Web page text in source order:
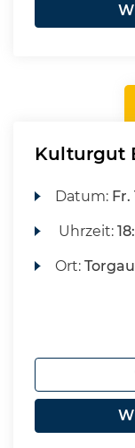
Kulturgut
Datum: Fr.
Uhrzeit:
Ort: